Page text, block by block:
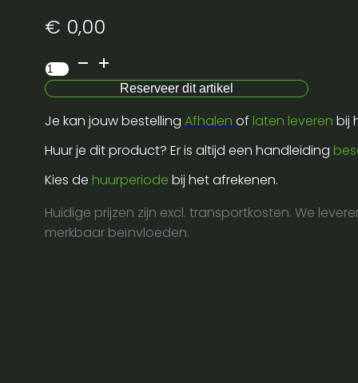
€ 0,00
Proflex
stage
skirt
black
molton
60cm
x
aantal
Reserveer dit artikel
Je kan jouw bestelling Afhalen of laten leveren bij
Huur je dit product? Er is altijd een handleiding
Kies de huurperiode bij het afrekenen.
Huidige prijzen zijn excl. transportkosten. We
merkbaar beïnvloeden.